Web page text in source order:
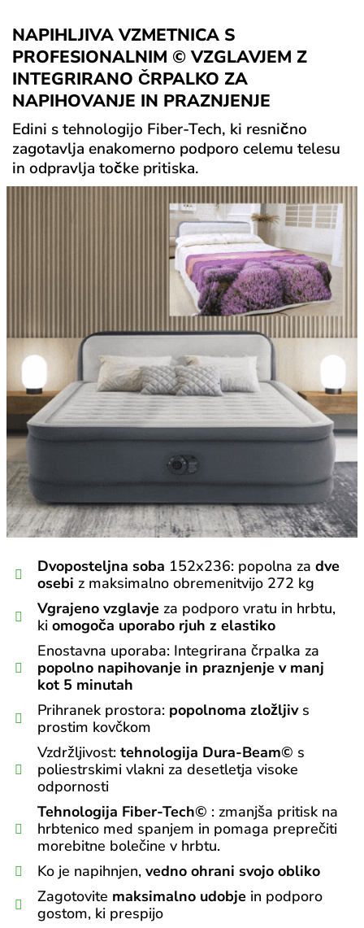
NAPIHLJIVA VZMETNICA S
PROFESIONALNIM © VZGLAVJEM Z
INTEGRIRANO ČRPALKO ZA
NAPIHOVANJE IN PRAZNJENJE
Edini s tehnologijo Fiber-Tech, ki resnično
zagotavlja enakomerno podporo celemu telesu
in odpravlja točke pritiska.
Dvoposteljna soba 152x236: popolna za dve
osebi z maksimalno obremenitvijo 272 kg
Vgrajeno vzglavje za podporo vratu in hrbtu,
ki omogoča uporabo rjuh z elastiko
Enostavna uporaba: Integrirana črpalka za
popolno napihovanje in praznjenje v manj
kot 5 minutah
Prihranek prostora: popolnoma zložljivs
prostim kovčkom
Vzdržljivost: tehnologija Dura-Beam© s
poliestrskimi vlakni za desetletja visoke
odpornosti
Tehnologija Fiber-Tech© : zmanjša pritisk na
hrbtenico med spanjem in pomaga preprečiti
morebitne bolečine v hrbtu.
Ko je napihnjen, vedno ohrani svojo obliko
Zagotovite maksimalno udobje in podporo
gostom, ki prespijo